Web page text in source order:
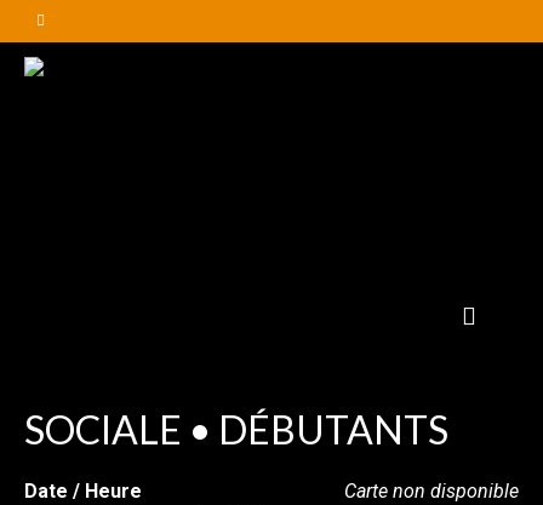
SOCIALE • DÉBUTANTS
Carte non disponible
Date / Heure